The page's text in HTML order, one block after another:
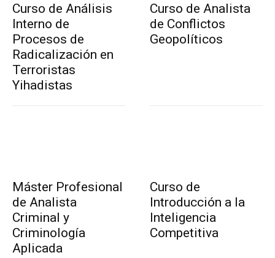
Curso de Análisis
Interno de
Procesos de
Radicalización en
Terroristas
Yihadistas
Curso de Analista
de Conflictos
Geopolíticos
Máster Profesional
de Analista
Criminal y
Criminología
Aplicada
Curso de
Introducción a la
Inteligencia
Competitiva